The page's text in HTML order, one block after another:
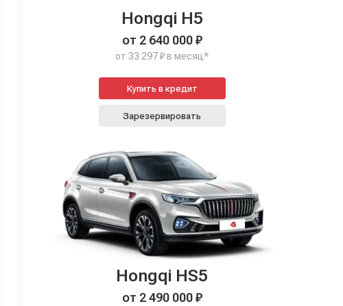
Hongqi H5
от 2 640 000 ₽
от 33 297 ₽ в месяц*
Купить в кредит
Зарезервировать
Hongqi HS5
от 2 490 000 ₽